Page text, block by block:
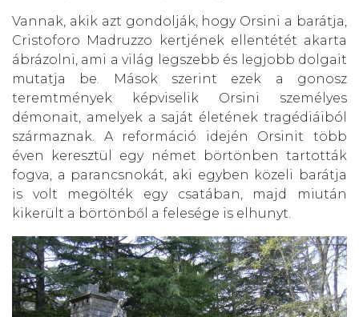
Vannak, akik azt gondolják, hogy Orsini a barátja,
Cristoforo Madruzzo kertjének ellentétét akarta
ábrázolni, ami a világ legszebb és legjobb dolgait
mutatja be. Mások szerint ezek a gonosz
teremtmények képviselik Orsini személyes
démonait, amelyek a saját életének tragédiáiból
származnak. A reformáció idején Orsinit több
éven keresztül egy német börtönben tartották
fogva, a parancsnokát, aki egyben közeli barátja
is volt megölték egy csatában, majd miután
kikerült a börtönből a felesége is elhunyt.